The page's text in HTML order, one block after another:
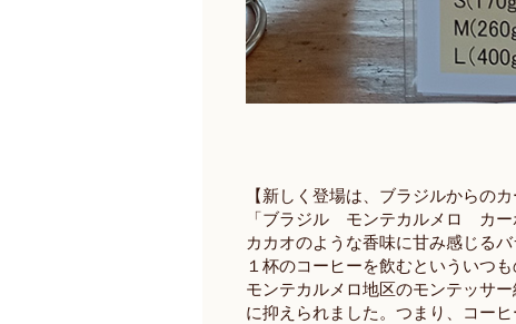
【新しく登場は、ブラジルからの
「ブラジル モンテカルメロ カー
カカオのような香味に甘み感じる
１杯のコーヒーを飲むといういつ
モンテカルメロ地区のモンテッサ
に抑えられました。つまり、コー